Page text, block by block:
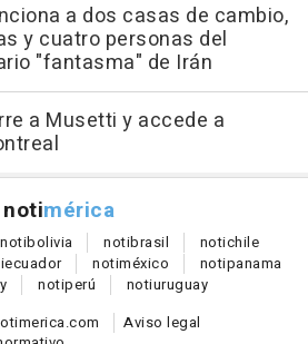
a dos casas de cambio,
y cuatro personas del
"fantasma" de Irán
a Musetti y accede a
notimérica
notibolivia notibrasil notichile
ecuador notiméxico notipanama
notiperú notiuruguay
Aviso legal